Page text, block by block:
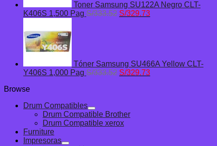
Toner Samsung SU122A Negro CLT-
K406S 1,500 Pag S/333.52 El
S/329.73El
Tóner Samsung SU466A Yellow CLT-
Y406S 1,000 Pag S/333.52 El
S/329.73El
Browse
Drum Compatibles
Drum Compatible Brother
Drum Compatible xerox
Furniture
Impresoras